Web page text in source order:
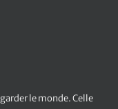
le monde. Celle